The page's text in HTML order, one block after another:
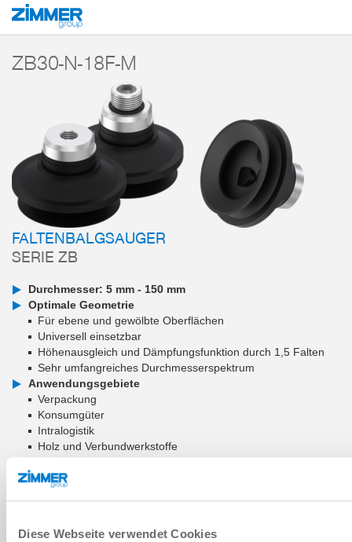
Diese Webseite verwendet Cookies
Start Produkte
ZB30-N-18F-M
FALTENBALGSAUGER
SERIE ZB
Durchmesser: 5 mm - 150 mm
Optimale Geometrie
Für ebene und gewölbte Oberflächen
Universell einsetzbar
Höhenausgleich und Dämpfungsfunktion durch 1,5 Falten
Sehr umfangreiches Durchmesserspektrum
Anwendungsgebiete
Verpackung
Konsumgüter
Intralogistik
Holz und Verbundwerkstoffe
ZUM WARENKORB HINZUFÜGEN